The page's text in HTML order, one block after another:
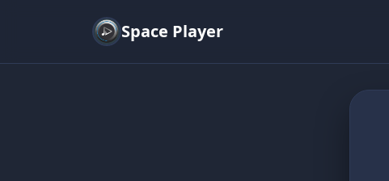
Space Player